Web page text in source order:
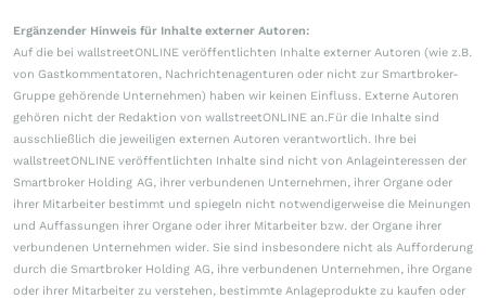
Ergänzender Hinweis für Inhalte externer Autoren:
Auf die bei wallstreetONLINE veröffentlichten Inhalte externer Autoren (wie z.B.
von Gastkommentatoren, Nachrichtenagenturen oder nicht zur Smartbroker-
Gruppe gehörende Unternehmen) haben wir keinen Einfluss. Externe Autoren
gehören nicht der Redaktion von wallstreetONLINE an.Für die Inhalte sind
ausschließlich die jeweiligen externen Autoren verantwortlich. Ihre bei
wallstreetONLINE veröffentlichten Inhalte sind nicht von Anlageinteressen der
Smartbroker Holding AG, ihrer verbundenen Unternehmen, ihrer Organe oder
ihrer Mitarbeiter bestimmt und spiegeln nicht notwendigerweise die Meinungen
und Auffassungen ihrer Organe oder ihrer Mitarbeiter bzw. der Organe ihrer
verbundenen Unternehmen wider. Sie sind insbesondere nicht als Aufforderung
durch die Smartbroker Holding AG, ihre verbundenen Unternehmen, ihre Organe
oder ihrer Mitarbeiter zu verstehen, bestimmte Anlageprodukte zu kaufen oder